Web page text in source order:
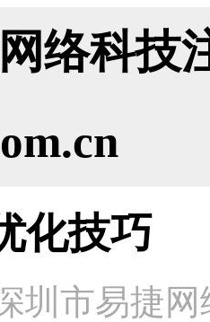
络科技
化技巧
圳市易捷